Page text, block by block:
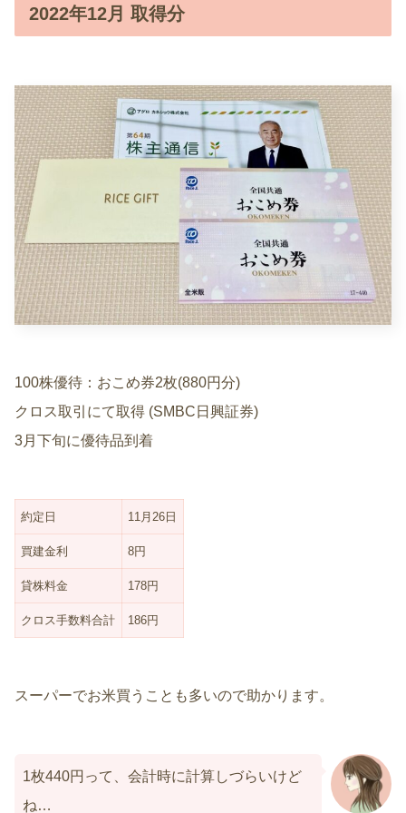
2022年12月 取得分
100株優待：おこめ券2枚(880円分)
クロス取引にて取得 (SMBC日興証券)
3月下旬に優待品到着
約定日 11月26日
買建金利 8円
貸株料金 178円
クロス手数料合計 186円
スーパーでお米買うことも多いので助かります。
1枚440円って、会計時に計算しづらいけど
ね…